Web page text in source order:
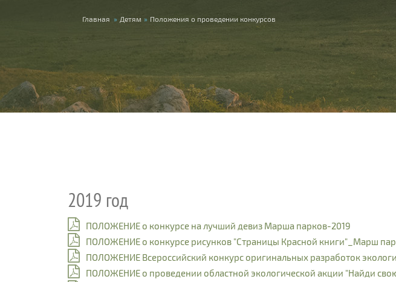
Вы здесь
Главная » Детям » Положения о проведении конкурсов
2019 год
ПОЛОЖЕНИЕ о конкурсе на лучший девиз Марша парков-2019
ПОЛОЖЕНИЕ о конкурсе рисунков "Страницы Красной книги"_Марш
ПОЛОЖЕНИЕ Всероссийский конкурс оригинальных разработок
ПОЛОЖЕНИЕ о проведении областной экологической акции "Найди